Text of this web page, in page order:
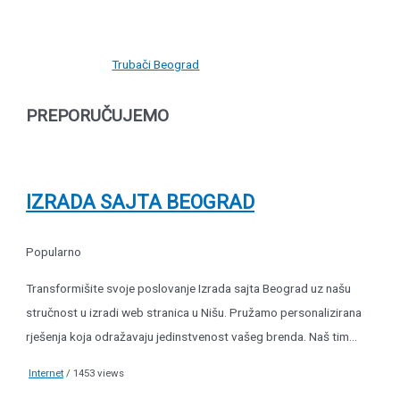
Trubači Beograd
PREPORUČUJEMO
IZRADA SAJTA BEOGRAD
Popularno
Transformišite svoje poslovanje Izrada sajta Beograd uz našu
stručnost u izradi web stranica u Nišu. Pružamo personalizirana
rješenja koja odražavaju jedinstvenost vašeg brenda. Naš tim...
Internet / 1453 views